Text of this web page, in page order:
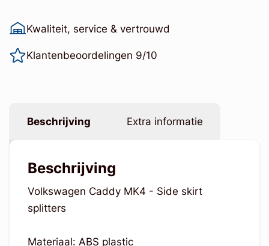
Kwaliteit, service & vertrouwd
Klantenbeoordelingen 9/10
Beschrijving Extra informatie
Beschrijving
Volkswagen Caddy MK4 - Side skirt
splitters
Materiaal: ABS plastic